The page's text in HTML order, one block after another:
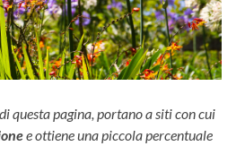
di questa pagina, portano a siti con cui
e ottiene una piccola percentuale